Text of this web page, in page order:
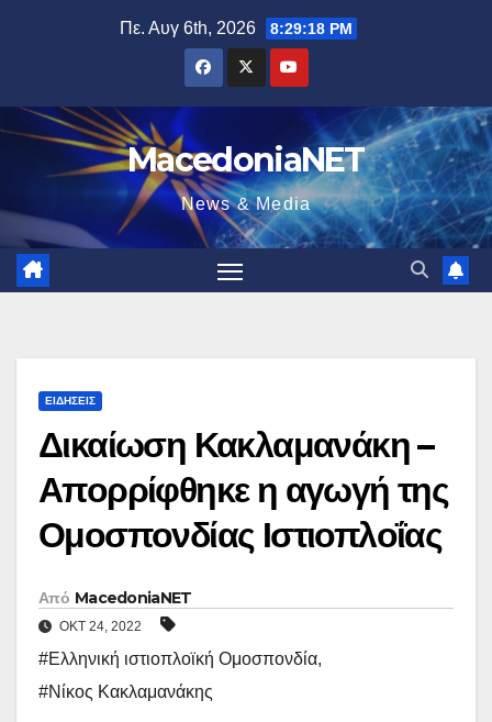
Πε. Αυγ 6th, 2026 8:29:19 PM
MacedoniaNET
News & Media
ΕΙΔΉΣΕΙΣ
Δικαίωση Κακλαμανάκη –
Απορρίφθηκε η αγωγή της
Ομοσπονδίας Ιστιοπλοΐας
Από MacedoniaNET
ΟΚΤ 24, 2022
#Ελληνική ιστιοπλοϊκή Ομοσπονδία,
#Νίκος Κακλαμανάκης